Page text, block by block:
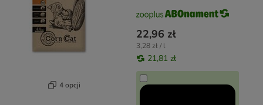
4 opcji
22,96 zł
3,28 zł / l
21,81 zł